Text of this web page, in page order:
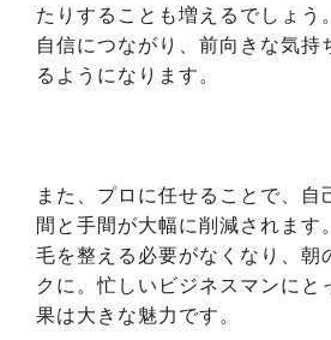
たりすることも増えるでしょう
自信につながり、前向きな気持
るようになります。
また、プロに任せることで、自
間と手間が大幅に削減されます
毛を整える必要がなくなり、朝
クに。忙しいビジネスマンにと
果は大きな魅力です。